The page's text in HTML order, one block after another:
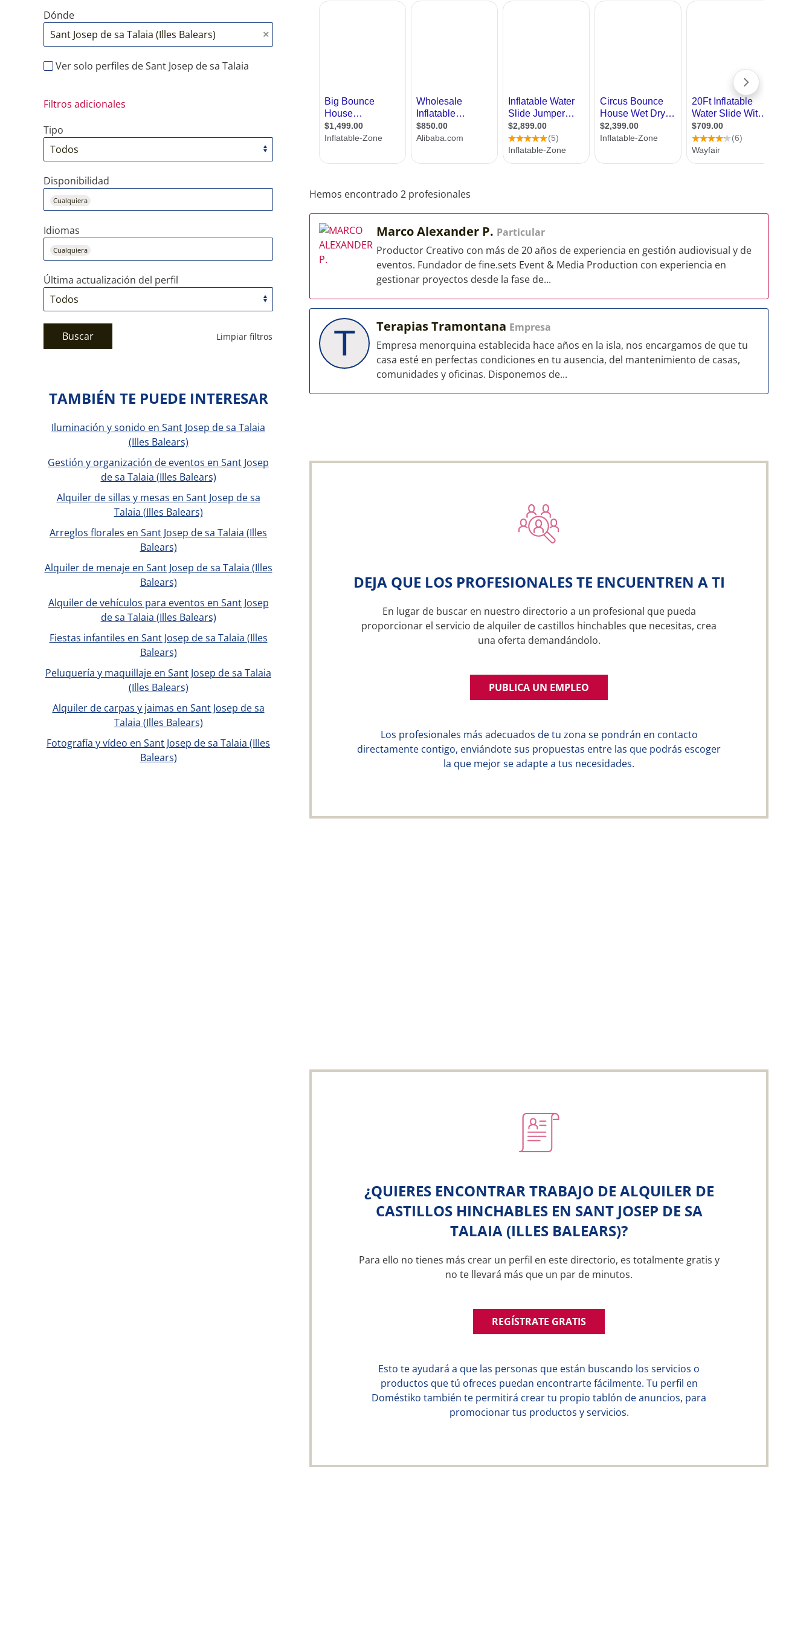
Dónde
Ver solo perfiles de Sant Josep de sa Talaia
Filtros adicionales
Tipo
Disponibilidad
Cualquiera
Idiomas
Cualquiera
Última actualización del perfil
Buscar Limpiar filtros
Hemos encontrado 2 profesionales
Marco Alexander P. Particular
Productor Creativo con más de 20 años de experiencia en gestión audiovisual y de
eventos. Fundador de fine.sets Event & Media Production con experiencia en
gestionar proyectos desde la fase de...
T Terapias Tramontana Empresa
Empresa menorquina establecida hace años en la isla, nos encargamos de que tu
casa esté en perfectas condiciones en tu ausencia, del mantenimiento de casas,
comunidades y oficinas. Disponemos de...
DEJA QUE LOS PROFESIONALES TE ENCUENTREN A TI
En lugar de buscar en nuestro directorio a un profesional que pueda
proporcionar el servicio de alquiler de castillos hinchables que necesitas, crea
una oferta demandándolo.
PUBLICA UN EMPLEO
Los profesionales más adecuados de tu zona se pondrán en contacto
directamente contigo, enviándote sus propuestas entre las que podrás escoger
la que mejor se adapte a tus necesidades.
¿QUIERES ENCONTRAR TRABAJO DE ALQUILER DE
CASTILLOS HINCHABLES EN SANT JOSEP DE SA
TALAIA (ILLES BALEARS)?
Para ello no tienes más crear un perfil en este directorio, es totalmente gratis y
no te llevará más que un par de minutos.
REGÍSTRATE GRATIS
Esto te ayudará a que las personas que están buscando los servicios o
productos que tú ofreces puedan encontrarte fácilmente. Tu perfil en
Doméstiko también te permitirá crear tu propio tablón de anuncios, para
promocionar tus productos y servicios.
TAMBIÉN TE PUEDE INTERESAR
Iluminación y sonido en Sant Josep de sa Talaia
(Illes Balears)
Gestión y organización de eventos en Sant Josep
de sa Talaia (Illes Balears)
Alquiler de sillas y mesas en Sant Josep de sa
Talaia (Illes Balears)
Arreglos florales en Sant Josep de sa Talaia (Illes
Balears)
Alquiler de menaje en Sant Josep de sa Talaia (Illes
Balears)
Alquiler de vehículos para eventos en Sant Josep
de sa Talaia (Illes Balears)
Fiestas infantiles en Sant Josep de sa Talaia (Illes
Balears)
Peluquería y maquillaje en Sant Josep de sa Talaia
(Illes Balears)
Alquiler de carpas y jaimas en Sant Josep de sa
Talaia (Illes Balears)
Fotografía y vídeo en Sant Josep de sa Talaia (Illes
Balears)